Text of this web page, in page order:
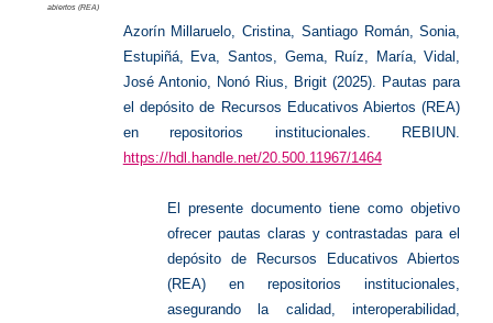
abiertos (REA)
Azorín Millaruelo, Cristina, Santiago Román, Sonia,
Estupiñá, Eva, Santos, Gema, Ruíz, María, Vidal,
José Antonio, Nonó Rius, Brigit (2025). Pautas para
el depósito de Recursos Educativos Abiertos (REA)
en repositorios institucionales. REBIUN.
https://hdl.handle.net/20.500.11967/1464
El presente documento tiene como objetivo
ofrecer pautas claras y contrastadas para el
depósito de Recursos Educativos Abiertos
(REA) en repositorios institucionales,
asegurando la calidad, interoperabilidad,